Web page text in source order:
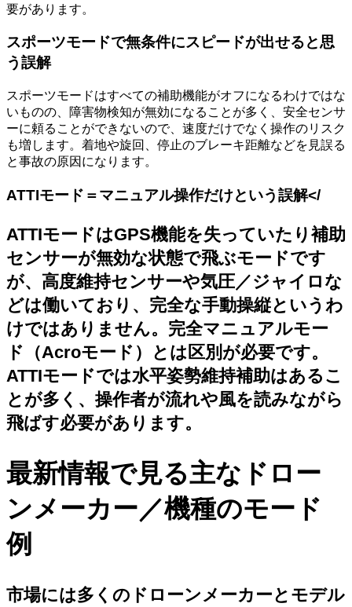
要があります。
スポーツモードで無条件にスピードが出せると思
う誤解
スポーツモードはすべての補助機能がオフになるわけではな
いものの、障害物検知が無効になることが多く、安全センサ
ーに頼ることができないので、速度だけでなく操作のリスク
も増します。着地や旋回、停止のブレーキ距離などを見誤る
と事故の原因になります。
ATTIモード＝マニュアル操作だけという誤解</
ATTIモードはGPS機能を失っていたり補助
センサーが無効な状態で飛ぶモードです
が、高度維持センサーや気圧／ジャイロな
どは働いており、完全な手動操縦というわ
けではありません。完全マニュアルモー
ド（Acroモード）とは区別が必要です。
ATTIモードでは水平姿勢維持補助はあるこ
とが多く、操作者が流れや風を読みながら
飛ばす必要があります。
最新情報で見る主なドロー
ンメーカー／機種のモード
例
市場には多くのドローンメーカーとモデル